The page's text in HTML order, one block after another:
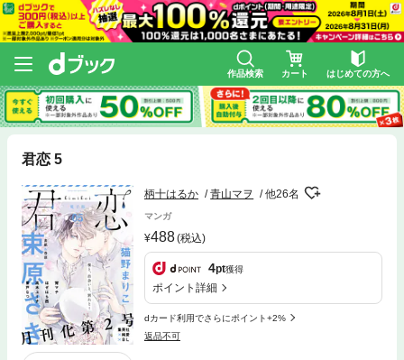
作品検索 カート はじめての方へ
君恋 5
柄十はるか 青山マヲ 他26名
マンガ
488(税込)
4pt獲得
ポイント詳細
dカード利用でさらにポイント+2%
返品不可